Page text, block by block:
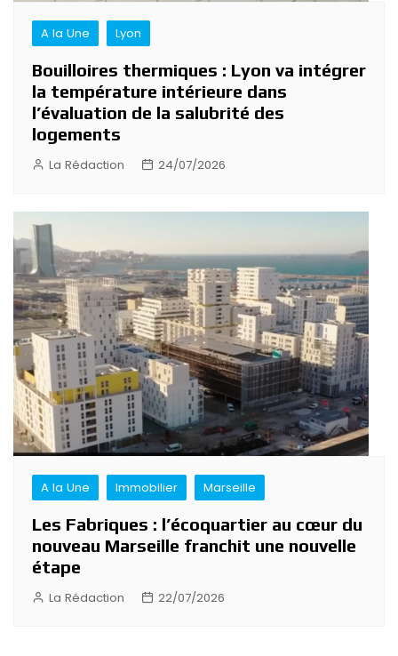
A la Une Lyon
Bouilloires thermiques : Lyon va intégrer
la température intérieure dans
l’évaluation de la salubrité des
logements
La Rédaction 24/07/2026
A la Une Immobilier Marseille
Les Fabriques : l’écoquartier au cœur du
nouveau Marseille franchit une nouvelle
étape
La Rédaction 22/07/2026